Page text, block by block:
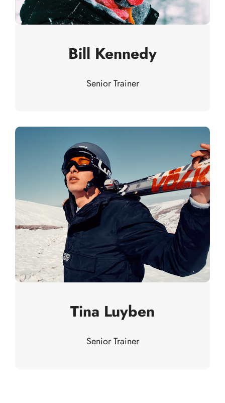
Bill Kennedy
Senior Trainer
Tina Luyben
Senior Trainer